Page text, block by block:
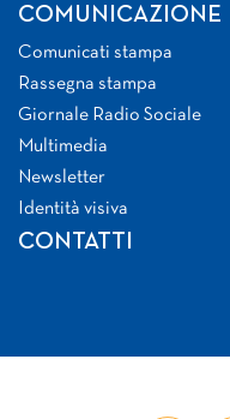
COMUNICAZIONE
Comunicati stampa
Rassegna stampa
Giornale Radio Sociale
Multimedia
Newsletter
Identità visiva
CONTATTI